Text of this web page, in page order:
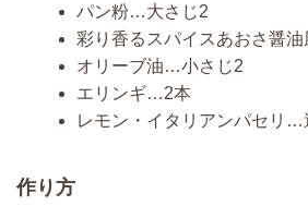
パン粉…大さじ2
彩り香るスパイスあおさ醤
オリーブ油…小さじ2
エリンギ…2本
レモン・イタリアンパセリ…
作り方